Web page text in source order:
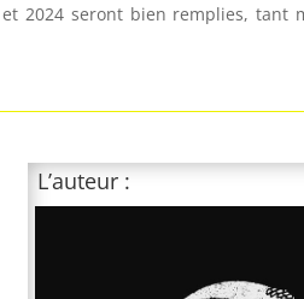
2024 seront bien remplies, tant
L’auteur :